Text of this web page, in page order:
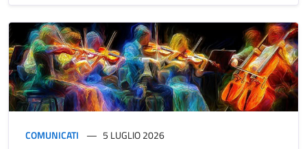
COMUNICATI 5 LUGLIO 2026